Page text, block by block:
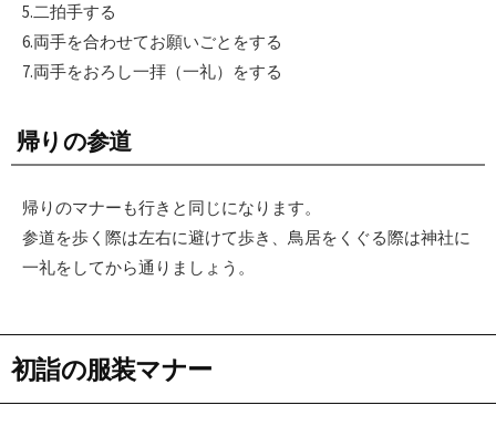
5.二拍手する
6.両手を合わせてお願いごとをする
7.両手をおろし一拝（一礼）をする
帰りの参道
帰りのマナーも行きと同じになります。
参道を歩く際は左右に避けて歩き、鳥居をくぐる際は神社に
一礼をしてから通りましょう。
初詣の服装マナー